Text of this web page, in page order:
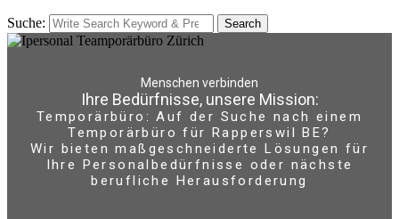
Suche: Search
Menschen verbinden
Ihre Bedürfnisse, unsere Mission:
Temporärbüro: Auf der Suche nach einem
Temporärbüro für Rapperswil BE?
Wir bieten maßgeschneiderte Lösungen für
Ihre Personalbedürfnisse oder nächste
berufliche Herausforderung